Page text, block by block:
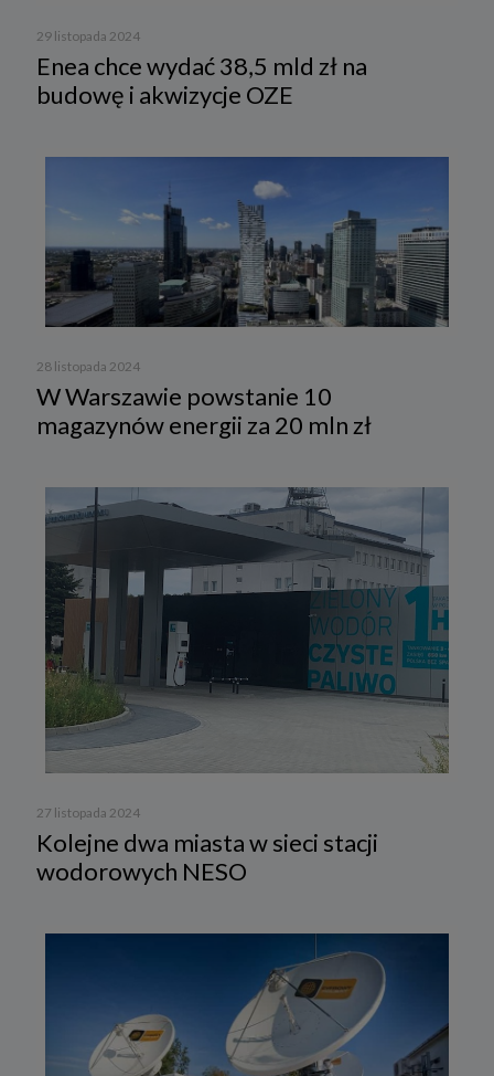
29 listopada 2024
Enea chce wydać 38,5 mld zł na
budowę i akwizycje OZE
28 listopada 2024
W Warszawie powstanie 10
magazynów energii za 20 mln zł
27 listopada 2024
Kolejne dwa miasta w sieci stacji
wodorowych NESO